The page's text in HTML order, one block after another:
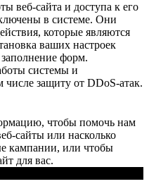
веб-сайта и доступа к его
в системе. Они
которые являются
ваших настроек
форм.
системы и
числе защиту от DDoS-атак.
чтобы помочь нам
сайты или насколько
кампании, или чтобы
для вас.